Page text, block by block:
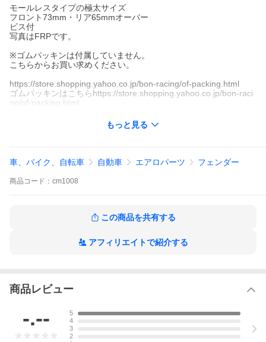
モールレスタイプの極太サイズ
フロント73mm・リア65mmオーバー
ビス付
写真はFRPです。
※ゴムパッキンは付属していません。
こちらからお買い求めください。
https://store.shopping.yahoo.co.jp/bon-racing/of-packing.html
ゴムパッキンはこちらhttps://store.shopping.yahoo.co.jp/bon-raci
ng/of-packing.html
もっと見る
車、バイク、自転車 自動車 エアロパーツ フェンダー
商品 コード： cm1008
この商品を共有する
アフィリエイトで紹介する
商品レビュー
-.--
5
4
3
2